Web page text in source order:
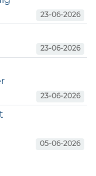
23-06-2026
23-06-2026
23-06-2026
05-06-2026